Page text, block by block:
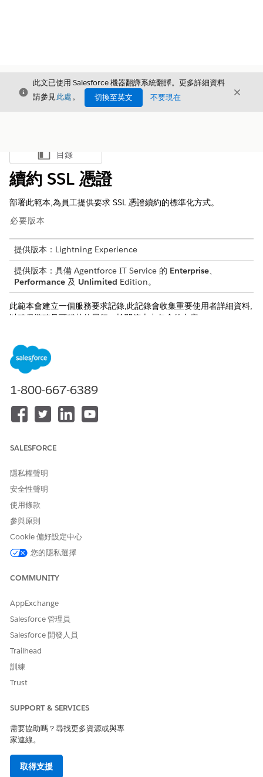
結束
此文已使用 Salesforce 機器翻譯系統翻譯。更多詳細資料
請參見此處。 切換至英文 不要現在 結束
顯示目錄
目錄
續約 SSL 憑證
部署此範本,為員工提供要求 SSL 憑證續約的標準化方式。
必要版本
提供版本：Lightning Experience
提供版本：具備 Agentforce IT Service 的 Enterprise、
Performance 及 Unlimited Edition。
此範本會建立一個服務要求記錄,此記錄會收集重要使用者詳細資料,
以確保準確且可稽核的履行。檢閱範本中包含的內容。
入院屬性
此範本的入院表單會從員工中取用以下詳細資料:
型。
必要依日期:必須先完成 SSL 憑證續約才能防止服務中斷或到期
的目標日期。
手動履行
Builder 中建立流程以包含自訂邏輯,例如經理批准或自動履行。
整合
此範本不包含入門或履行的任何預先設定整合。使用 Flow Builder
建立具有連結的自訂流程,這些連結會定義要求的方式。
1-800-667-6389
SALESFORCE
隱私權聲明
安全性聲明
使用條款
參與原則
Cookie 偏好設定中心
您的隱私選擇
COMMUNITY
AppExchange
Salesforce 管理員
Salesforce 開發人員
Trailhead
訓練
Trust
SUPPORT & SERVICES
需要協助嗎？尋找更多資源或與專
家連線。
取得支援